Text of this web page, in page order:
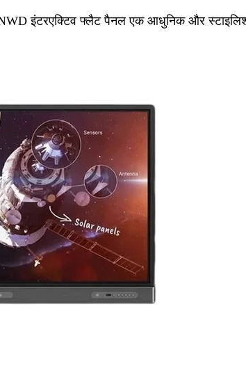
इंटरएक्टिव फ्लैट पैनल एक आधुनिक और